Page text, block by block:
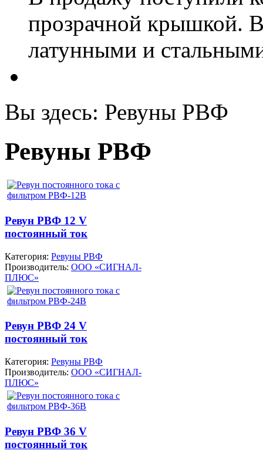
прозрачной крышкой.
латунными и
Вы здесь: Ревуны РВФ
Ревуны РВФ
Ревун РВФ 12 V
постоянный ток
Категория: Ревуны РВФ
Производитель: ООО «СИГНАЛ-
ПЛЮС»
Ревун РВФ 24 V
постоянный ток
Категория: Ревуны РВФ
Производитель: ООО «СИГНАЛ-
ПЛЮС»
Ревун РВФ 36 V
постоянный ток